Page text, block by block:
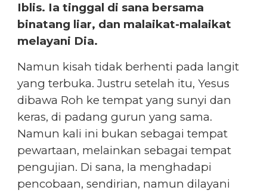
Iblis. Ia tinggal di sana bersama
binatang liar, dan malaikat-malaikat
melayani Dia.
Namun kisah tidak berhenti pada langit
yang terbuka. Justru setelah itu, Yesus
dibawa Roh ke tempat yang sunyi dan
keras, di padang gurun yang sama.
Namun kali ini bukan sebagai tempat
pewartaan, melainkan sebagai tempat
pengujian. Di sana, Ia menghadapi
pencobaan, sendirian, namun dilayani